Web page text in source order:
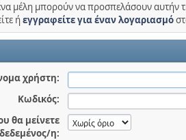
μέλη μπορούν να προσπελάσουν αυτήν
ήεγγραφείτε για έναν λογαριασμό
χρήστη:
Κωδικός:
θα μείνετε
η: